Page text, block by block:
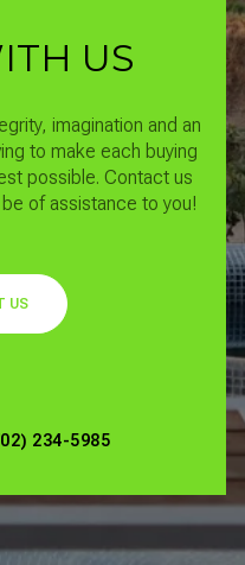
US
imagination and an
to make each buying
possible. Contact us
of assistance to you!
US
234-5985